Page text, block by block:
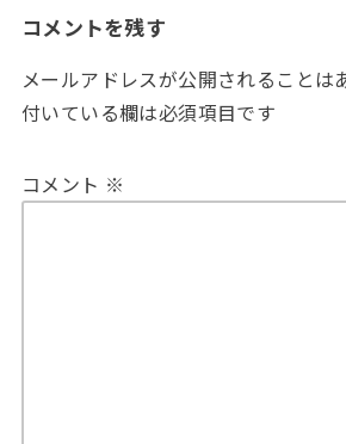
コメントを残す
メールアドレスが公開されることは
付いている欄は必須項目です
コメント ※